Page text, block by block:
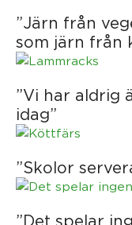
”Järn från
som järn från
”Vi har aldrig
idag”
”Skolor
”Det spelar